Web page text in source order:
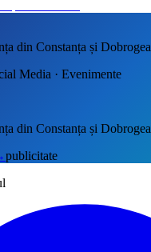
din Constanța și Dobrogea
Media · Evenimente
din Constanța și Dobrogea
publicitate